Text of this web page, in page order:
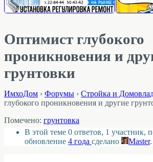
Оптимист глубокого
проникновения и
грунтовки
ИмхоДом › Форумы › Стройка и
глубокого проникновения и другие
Помечено: грунтовка
В этой теме 0 ответов, 1 участник,
обновление 4 года сделано Master.